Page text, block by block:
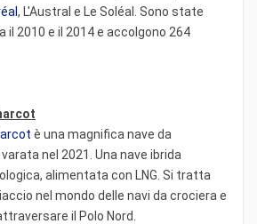
, L'Austral e Le Soléal. Sono state
il 2010 e il 2014 e accolgono 264
è una magnifica nave da
nel 2021. Una nave ibrida
alimentata con LNG. Si tratta
nel mondo delle navi da crociera e
il Polo Nord.